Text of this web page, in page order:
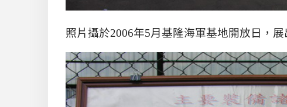
照片攝於2006年5月基隆海軍基地開放日，